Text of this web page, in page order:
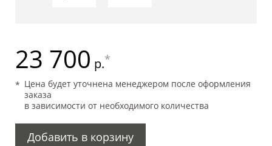
23 700 р.*
Цена будет уточнена менеджером после оформления
заказа
в зависимости от необходимого количества
Добавить в корзину